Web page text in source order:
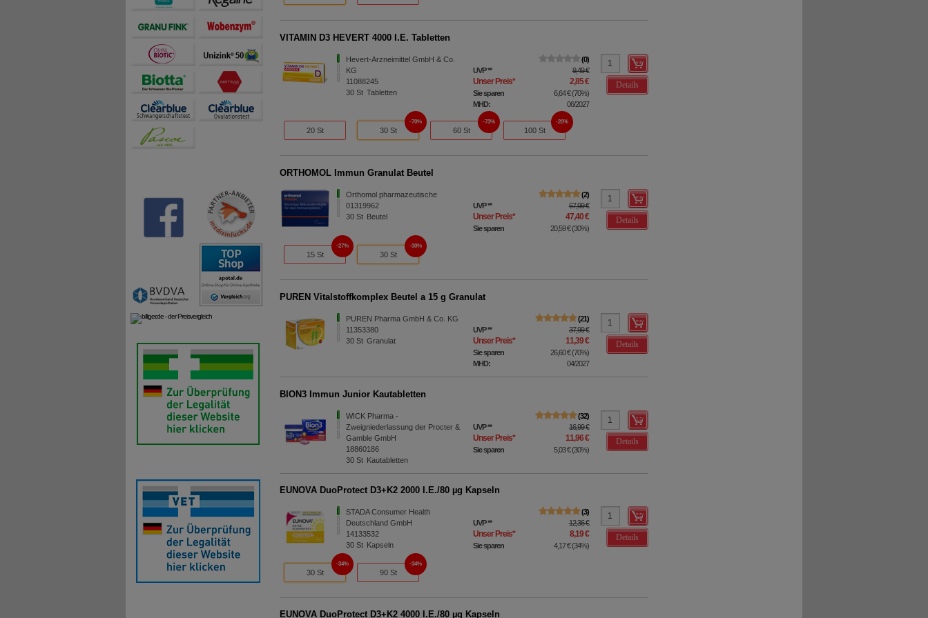
VITAMIN D3 HEVERT 4000 I.E. Tabletten
Hevert-Arzneimittel GmbH & Co.
KG
11088245
30St Tabletten
0
UVP** 9,49 €
Unser Preis* 2,85 €
Sie sparen 6,64 €(70%)
MHD:
06/2027
Details
20 St 30 St
70%
60 St
73%
100 St
20%
ORTHOMOL Immun Granulat Beutel
Orthomol pharmazeutische
01319962
30St Beutel
2
UVP** 67,99 €
Unser Preis* 47,40 €
Sie sparen 20,59 €(30%)
Details
15 St
27%
30 St
30%
PUREN Vitalstoffkomplex Beutel a 15 g Granulat
PUREN Pharma GmbH & Co. KG
11353380
30St Granulat
21
UVP** 37,99 €
Unser Preis* 11,39 €
Sie sparen 26,60 €(70%)
MHD:
04/2027
Details
BION3 Immun Junior Kautabletten
WICK Pharma -
Zweigniederlassung der Procter &
Gamble GmbH
18860186
30St Kautabletten
32
UVP** 16,99 €
Unser Preis* 11,96 €
Sie sparen 5,03 €(30%)
Details
EUNOVA DuoProtect D3+K2 2000 I.E./80 µg Kapseln
STADA Consumer Health
Deutschland GmbH
14133532
30St Kapseln
3
UVP** 12,36 €
Unser Preis* 8,19 €
Sie sparen 4,17 €(34%)
Details
30 St
34%
90 St
34%
EUNOVA DuoProtect D3+K2 4000 I.E./80 µg Kapseln